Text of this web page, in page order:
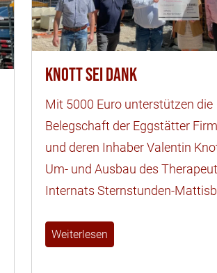
Knott sei Dank
Mit 5000 Euro unterstützen die
Belegschaft der Eggstätter
und deren Inhaber Valentin
Um- und Ausbau des
Internats Sternstunden-
Weiterlesen